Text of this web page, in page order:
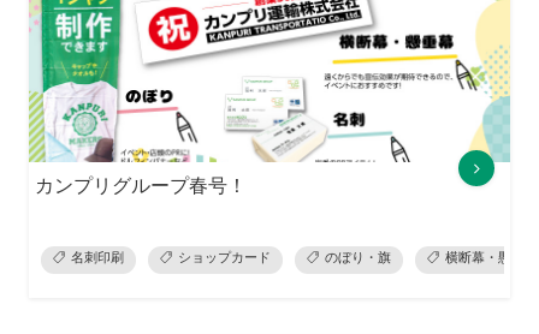
カンプリグループ春号！
名刺印刷 ショップカード のぼり・旗 横断幕・懸垂